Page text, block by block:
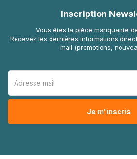
Inscription
Vous êtes la pièce manquante
Recevez les dernières informations
mail (promotions,